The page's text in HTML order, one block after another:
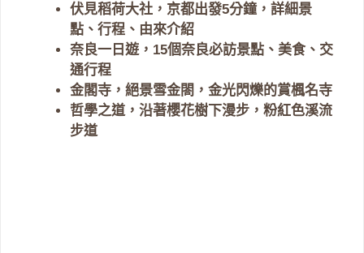
伏見稻荷大社，京都出發5分鐘，詳細景
點、行程、由來介紹
奈良一日遊，15個奈良必訪景點、美食、交
通行程
金閣寺，絕景雪金閤，金光閃爍的賞楓名寺
哲學之道，沿著櫻花樹下漫步，粉紅色溪流
步道